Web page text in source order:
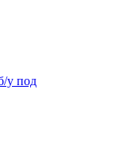
у под